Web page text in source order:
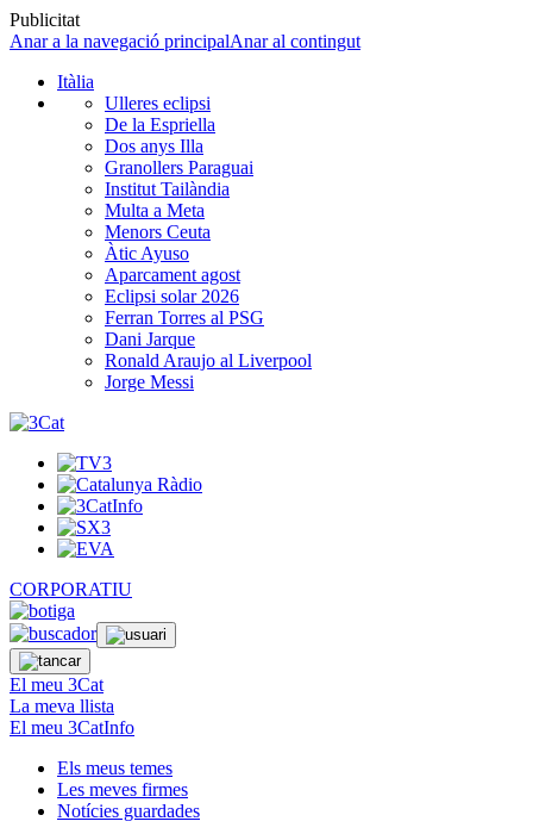
Publicitat
Anar a la navegació principalAnar al contingut
Itàlia
Ulleres eclipsi
De la Espriella
Dos anys Illa
Granollers Paraguai
Institut Tailàndia
Multa a Meta
Menors Ceuta
Àtic Ayuso
Aparcament agost
Eclipsi solar 2026
Ferran Torres al PSG
Dani Jarque
Ronald Araujo al Liverpool
Jorge Messi
CORPORATIU
El meu 3Cat
La meva llista
El meu 3CatInfo
Els meus temes
Les meves firmes
Notícies guardades